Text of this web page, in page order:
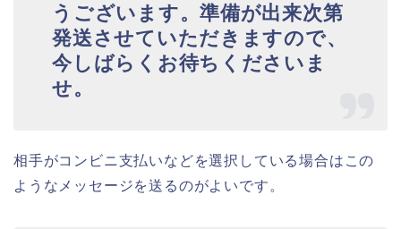
うございます。準備が出来次第
発送させていただきますので、
今しばらくお待ちくださいま
せ。
相手がコンビニ支払いなどを選択している場合はこの
ようなメッセージを送るのがよいです。